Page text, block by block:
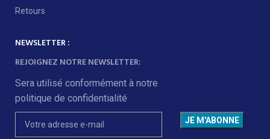
Retours
NEWSLETTER :
REJOIGNEZ NOTRE NEWSLETTER:
Sera utilisé conformément à notre
politique de confidentialité